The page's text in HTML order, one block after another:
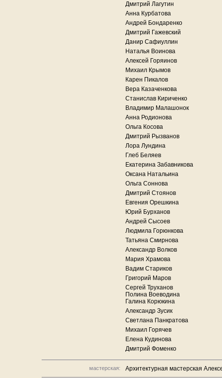
Дмитрий Лагутин
Анна Курбатова
Андрей Бондаренко
Дмитрий Гажевский
Данир Сафиуллин
Наталья Воинова
Алексей Горяинов
Михаил Крымов
Карен Пикалов
Вера Казаченкова
Станислав Кириченко
Владимир Малашонок
Анна Родионова
Ольга Косова
Дмитрий Рызванов
Лора Лундина
Глеб Беляев
Екатерина Забавникова
Оксана Натальина
Ольга Соннова
Дмитрий Стоянов
Евгения Орешкина
Юрий Бурханов
Андрей Сысоев
Людмила Горюнкова
Татьяна Смирнова
Александр Волков
Мария Храмова
Вадим Стариков
Григорий Маров
Сергей Труханов
Полина Воеводина
Галина Корюкина
Александр Зусик
Светлана Панкратова
Михаил Горячев
Елена Кудинова
Дмитрий Фоменко
мастерская: Архитектурная мастерская